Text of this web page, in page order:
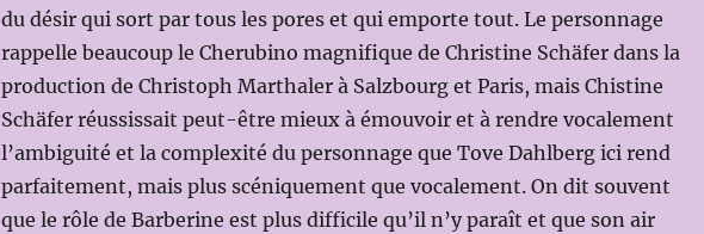
du désir qui sort par tous les pores et qui emporte tout. Le personnage
rappelle beaucoup le Cherubino magnifique de Christine Schäfer dans la
production de Christoph Marthaler à Salzbourg et Paris, mais Chistine
Schäfer réussissait peut-être mieux à émouvoir et à rendre vocalement
l’ambiguité et la complexité du personnage que Tove Dahlberg ici rend
parfaitement, mais plus scéniquement que vocalement. On dit souvent
que le rôle de Barberine est plus difficile qu’il n’y paraît et que son air